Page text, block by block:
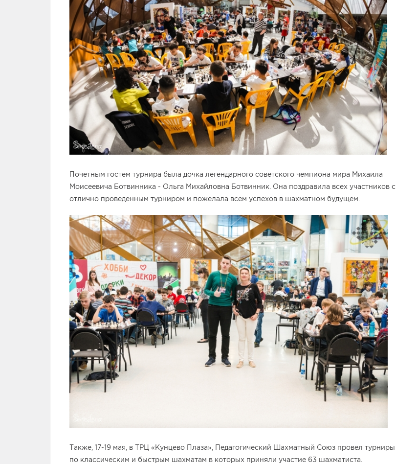
Почетным гостем турнира была дочка легендарного советского чемпиона мира Михаила
Моисеевича Ботвинника - Ольга Михайловна Ботвинник. Она поздравила всех участников с
отлично проведенным турниром и пожелала всем успехов в шахматном будущем.
Также, 17-19 мая, в ТРЦ «Кунцево Плаза», Педагогический Шахматный Союз провел турниры
по классическим и быстрым шахматам в которых приняли участие 63 шахматиста.